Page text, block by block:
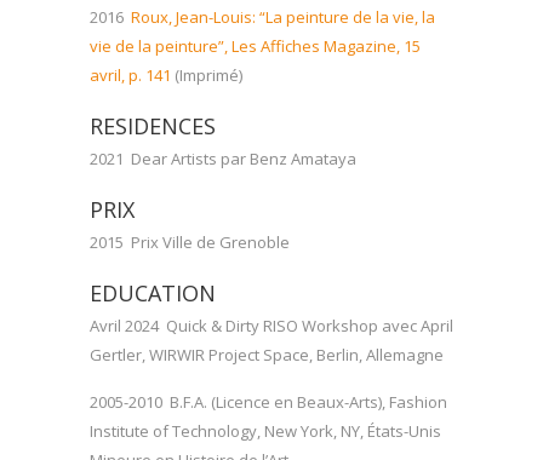
2016 Roux, Jean-Louis: “La peinture de la vie, la
vie de la peinture”, Les Affiches Magazine, 15
avril, p. 141 (Imprimé)
RESIDENCES
2021 Dear Artists par Benz Amataya
PRIX
2015 Prix Ville de Grenoble
EDUCATION
Avril 2024 Quick & Dirty RISO Workshop avec April
Gertler, WIRWIR Project Space, Berlin, Allemagne
2005-2010 B.F.A. (Licence en Beaux-Arts), Fashion
Institute of Technology, New York, NY, États-Unis